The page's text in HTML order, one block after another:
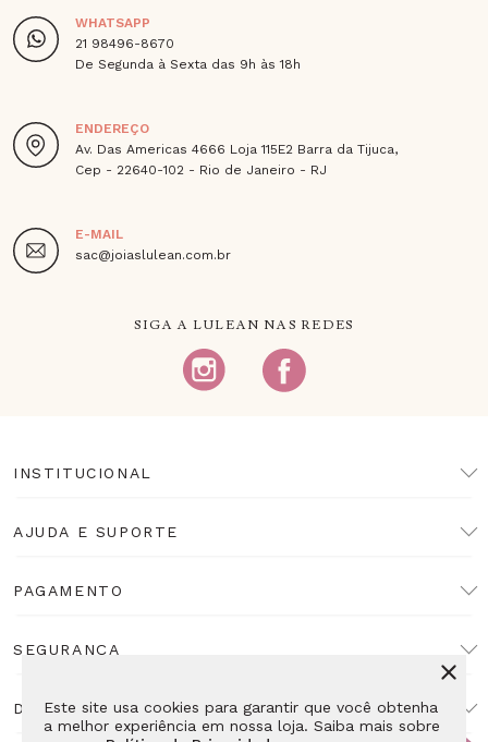
Este site usa cookies para garantir que você obtenha
a melhor experiência em nossa loja. Saiba mais sobre
WHATSAPP
21 98496-8670
De Segunda à Sexta das 9h às 18h
ENDEREÇO
Av. Das Americas 4666 Loja 115E2 Barra da Tijuca,
Cep - 22640-102 - Rio de Janeiro - RJ
E-MAIL
sac@joiaslulean.com.br
SIGA A LULEAN NAS REDES
INSTITUCIONAL
AJUDA E SUPORTE
PAGAMENTO
SEGURANÇA
DESENVOLVIMENTO